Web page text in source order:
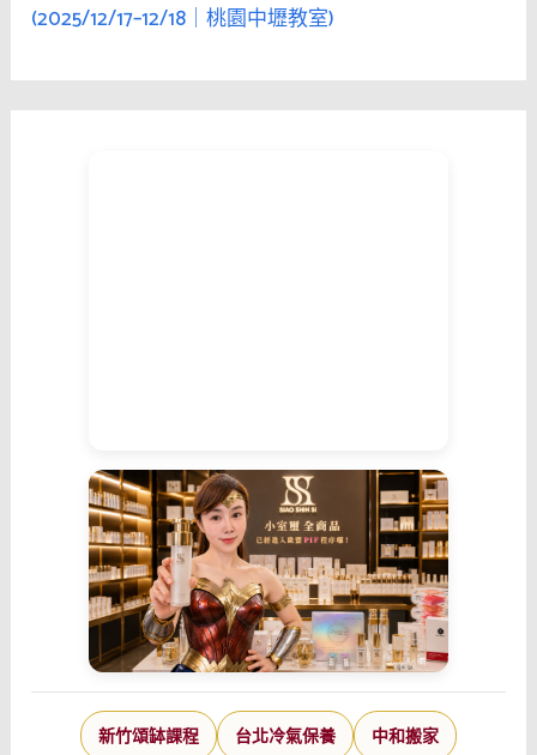
(2025/12/17–12/18｜桃園中壢教室)
新竹頌缽課程 台北冷氣保養 中和搬家